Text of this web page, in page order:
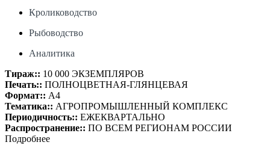
Кролиководство
Рыбоводство
Аналитика
Тираж:: 10 000 ЭКЗЕМПЛЯРОВ
Печать:: ПОЛНОЦВЕТНАЯ-ГЛЯНЦЕВАЯ
Формат:: А4
Тематика:: АГРОПРОМЫШЛЕННЫЙ КОМПЛЕКС
Периодичность:: ЕЖЕКВАРТАЛЬНО
Распространение:: ПО ВСЕМ РЕГИОНАМ РОССИИ
Подробнее